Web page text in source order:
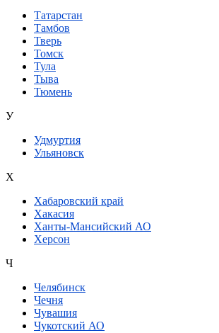
Татарстан
Тамбов
Тверь
Томск
Тула
Тыва
Тюмень
У
Удмуртия
Ульяновск
Х
Хабаровский край
Хакасия
Ханты-Мансийский АО
Херсон
Ч
Челябинск
Чечня
Чувашия
Чукотский АО